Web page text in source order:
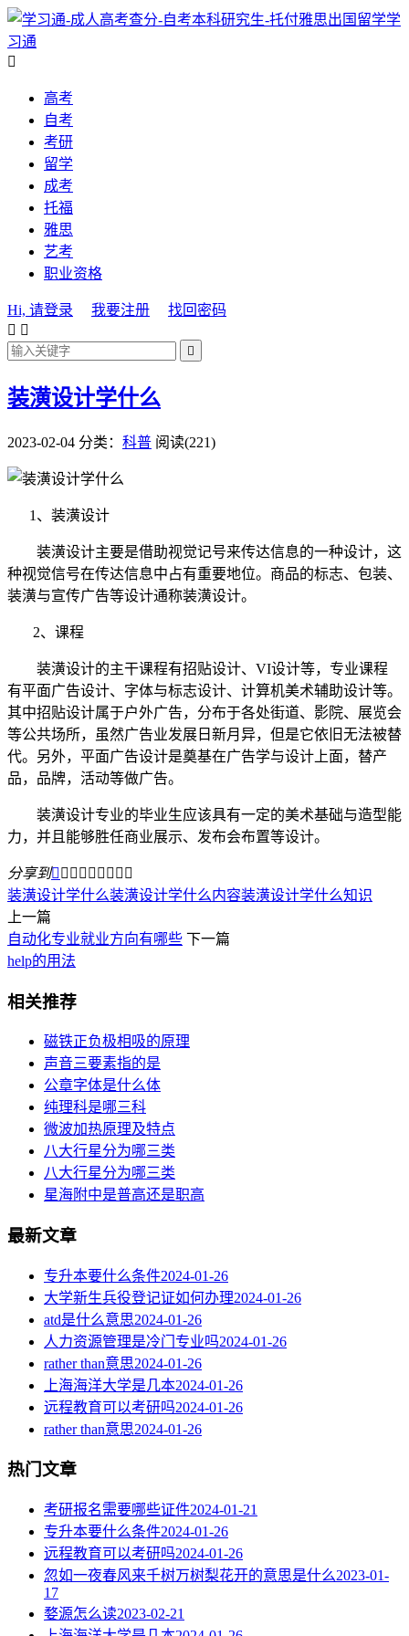
学
习通

高考
自考
考研
留学
成考
托福
雅思
艺考
职业资格
Hi, 请登录 我要注册
找回密码
 

装潢设计学什么
2023-02-04 分类： 科普 阅读(221)
1、装潢设计
装潢设计主要是借助视觉记号来传达信息的一种设计，这
种视觉信号在传达信息中占有重要地位。商品的标志、包装、
装潢与宣传广告等设计通称装潢设计。
2、课程
装潢设计的主干课程有招贴设计、VI设计等，专业课程
有平面广告设计、字体与标志设计、计算机美术辅助设计等。
其中招贴设计属于户外广告，分布于各处街道、影院、展览会
等公共场所，虽然广告业发展日新月异，但是它依旧无法被替
代。另外，平面广告设计是奠基在广告学与设计上面，替产
品，品牌，活动等做广告。
装潢设计专业的毕业生应该具有一定的美术基础与造型能
力，并且能够胜任商业展示、发布会布置等设计。
分享到        
装潢设计学什么装潢设计学什么内容装潢设计学什么知识
上一篇
自动化专业就业方向有哪些 下一篇
help的用法
相关推荐
磁铁正负极相吸的原理
声音三要素指的是
公章字体是什么体
纯理科是哪三科
微波加热原理及特点
八大行星分为哪三类
八大行星分为哪三类
星海附中是普高还是职高
最新文章
专升本要什么条件2024-01-26
大学新生兵役登记证如何办理2024-01-26
atd是什么意思2024-01-26
人力资源管理是冷门专业吗2024-01-26
rather than意思2024-01-26
上海海洋大学是几本2024-01-26
远程教育可以考研吗2024-01-26
rather than意思2024-01-26
热门文章
考研报名需要哪些证件2024-01-21
专升本要什么条件2024-01-26
远程教育可以考研吗2024-01-26
忽如一夜春风来千树万树梨花开的意思是什么2023-01-
17
婺源怎么读2023-02-21